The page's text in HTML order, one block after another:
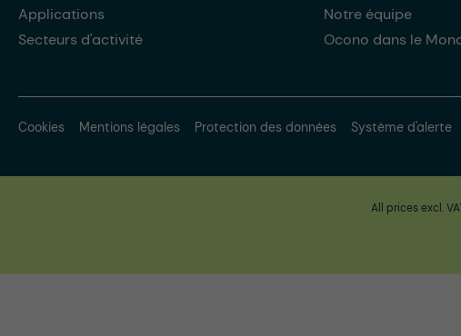
Applications
Secteurs d'activité
Notre équipe
Ocono dans le
Cookies Mentions légales Protection des données Système d'alerte
All prices excl.